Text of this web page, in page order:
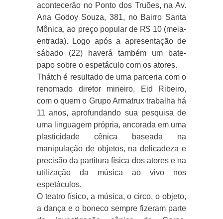
acontecerão no Ponto dos Truões, na Av.
Ana Godoy Souza, 381, no Bairro Santa
Mônica, ao preço popular de R$ 10 (meia-
entrada). Logo após a apresentação de
sábado (22) haverá também um bate-
papo sobre o espetáculo com os atores.
Thátch é resultado de uma parceria com o
renomado diretor mineiro, Eid Ribeiro,
com o quem o Grupo Armatrux trabalha há
11 anos, aprofundando sua pesquisa de
uma linguagem própria, ancorada em uma
plasticidade cênica baseada na
manipulação de objetos, na delicadeza e
precisão da partitura física dos atores e na
utilização da música ao vivo nos
espetáculos.
O teatro físico, a música, o circo, o objeto,
a dança e o boneco sempre fizeram parte